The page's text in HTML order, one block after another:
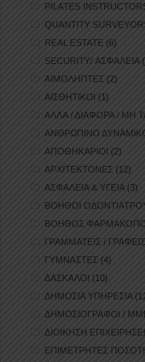
PILATES
QUANTITY
REAL ESTATE (6)
SECURITY/ ΑΣΦΑΛΕΙΑ
ΑΙΜΟΛΗΠΤΕΣ (2)
ΑΙΣΘΗΤΙΚΟΙ (1)
ΑΛΛΑ / ΔΙΑΦΟΡΑ / ΜΗ
ΑΝΘΡΩΠΙΝΟ
ΑΠΟΘΗΚΑΡΙΟΙ (2)
ΑΡΧΙΤΕΚΤΟΝΕΣ (12)
ΑΣΦΑΛΕΙΑ & ΥΓΕΙΑ (3)
ΒΟΗΘΟΙ
ΒΟΗΘΟΣ
ΓΡΑΜΜΑΤΕΙΣ / ΓΡΑΦΕΙΣ
ΓΥΜΝΑΣΤΕΣ (4)
ΔΑΣΚΑΛΟΙ (10)
ΔΗΜΟΣΙΑ ΥΠΗΡΕΣΙΑ
ΔΗΜΟΣΙΟΓΡΑΦΟΙ /
ΔΙΟΙΚΗΣΗ
ΕΠΙΜΕΤΡΗΤΕΣ